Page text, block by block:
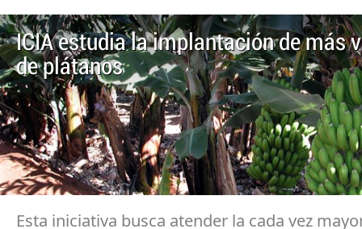
ICIA estudia la implantación de más
de plátanos
Esta iniciativa busca atender la cada vez